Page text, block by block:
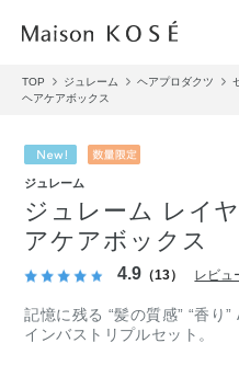
TOP ジュレーム ヘアプロダクツ
ヘアケアボックス
ジュレーム
ジュレーム レイ
アケアボックス
4.9 （13） レビュ
記憶に残る “髪の質感” “香り
インバストリプルセット。